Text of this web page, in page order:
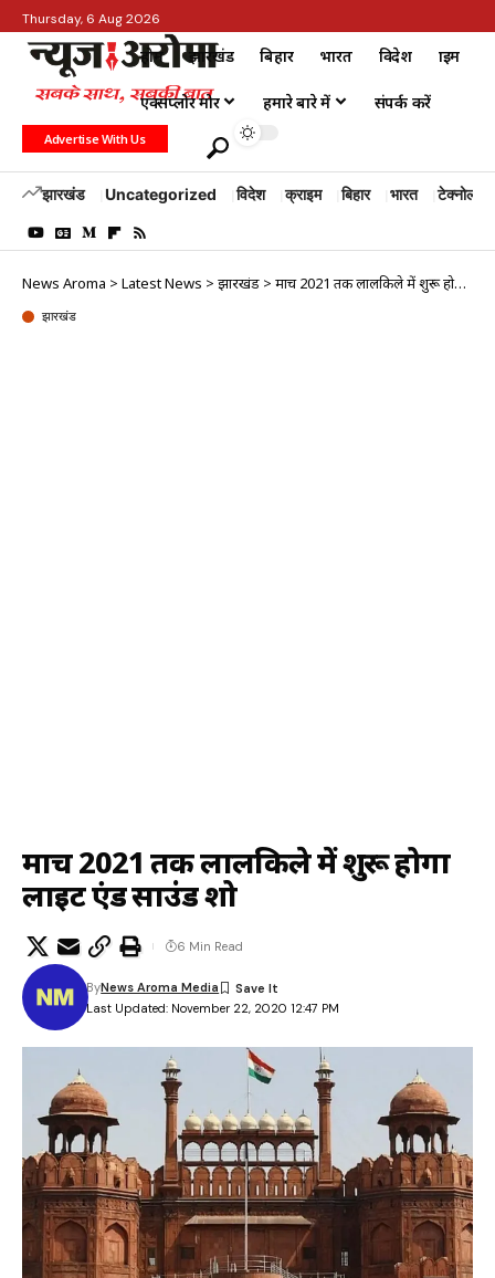
Thursday, 6 Aug 2026
होम झारखंड बिहार भारत विदेश क्राइम
एक्सप्लोर मोर हमारे बारे में संपर्क करें
Advertise With Us
झारखंड Uncategorized विदेश क्राइम बिहार भारत टेक्नोलॉजी
News Aroma > Latest News > झारखंड > मार्च 2021 तक लालकिले में शुरू होगा लाइट एंड साउंड शो
झारखंड
मार्च 2021 तक लालकिले में शुरू होगा
लाइट एंड साउंड शो
Last Updated: November 22, 2020 12:47 PM
ByNews Aroma Media
6 Min Read